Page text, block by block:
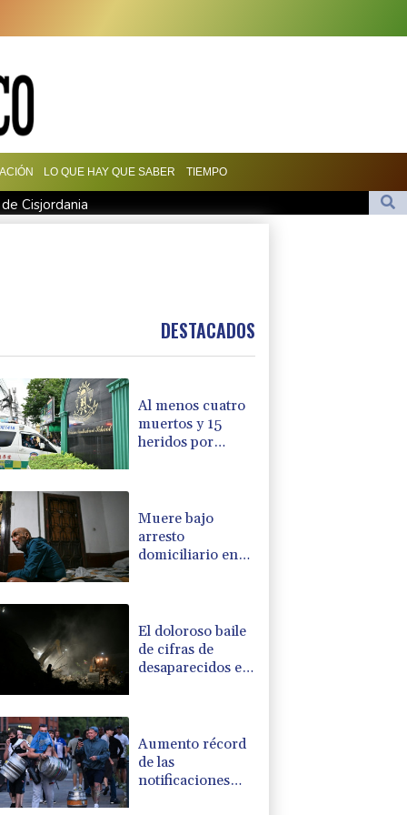
LO QUE HAY QUE SABER TIEMPO
Cisjordania
menos 58 soldados de las fuerzas gubernamentales en Yemen
de los drones no para en Ucrania
hacia una transición política en Venezuela
DESTACADOS
Al menos cuatro
muertos y 15
heridos por
Muere bajo
arresto
domiciliario en
El doloroso baile
de cifras de
desaparecidos en
Aumento récord
de las
notificaciones